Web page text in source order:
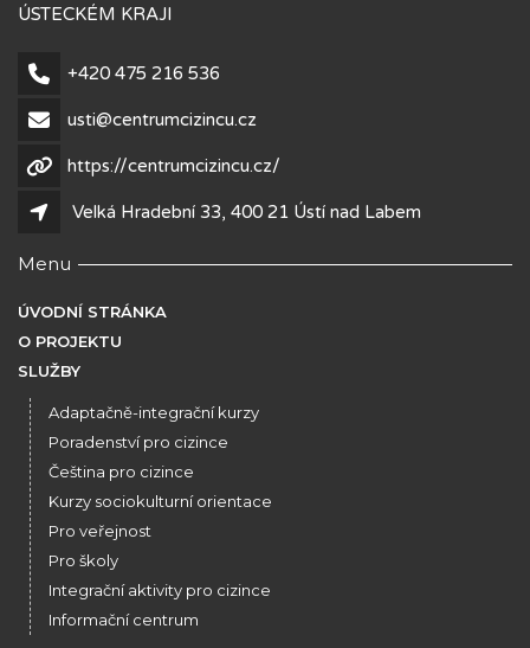
ÚSTECKÉM KRAJI
+420 475 216 536
usti@centrumcizincu.cz
https://centrumcizincu.cz/
Velká Hradební 33, 400 21 Ústí nad Labem
Menu
ÚVODNÍ STRÁNKA
O PROJEKTU
SLUŽBY
Adaptačně-integrační kurzy
Poradenství pro cizince
Čeština pro cizince
Kurzy sociokulturní orientace
Pro veřejnost
Pro školy
Integrační aktivity pro cizince
Informační centrum